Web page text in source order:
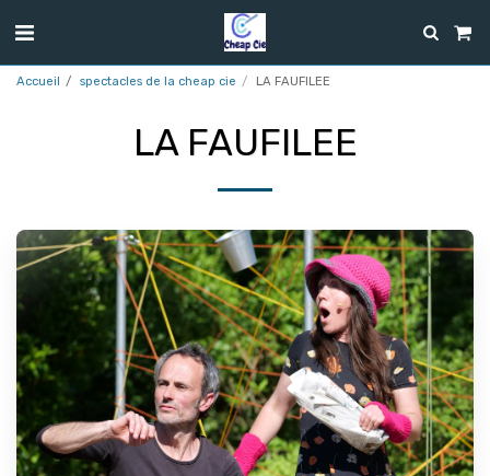
Accueil spectacles de la cheap cie LA FAUFILEE
LA FAUFILEE